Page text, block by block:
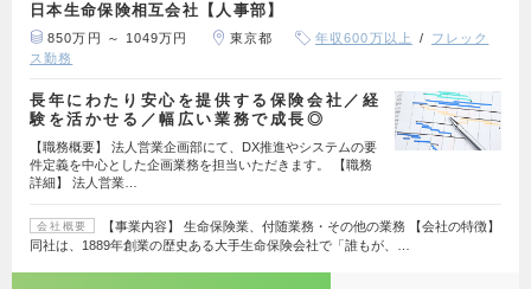
日本生命保険相互会社【人事部】
850万円 ～ 1049万円 東京都 年収600万以上
フレック
ス勤務
長年にわたり安心を提供する保険会社／経
験を活かせる／幅広い業務で成長◎
【職務概要】 法人営業企画部にて、DX推進やシステムの要
件定義を中心とした企画業務を担当いただきます。 【職務
詳細】 法人営業…
会社概要
【事業内容】 生命保険業、付随業務・その他の業務 【会社の特徴】
同社は、1889年創業の歴史ある大手生命保険会社で「誰もが、…